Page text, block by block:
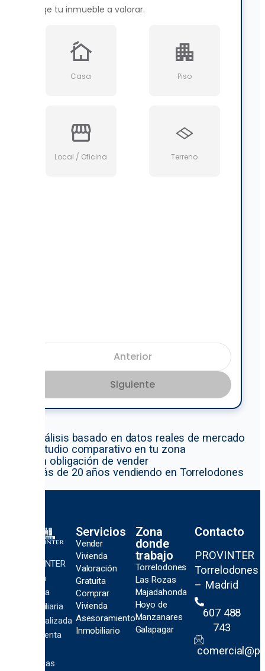
Elige tu inmueble a valorar.
Casa Piso
Local / Oficina Terreno
Anterior
Siguiente
✔ Análisis basado en datos reales de mercado
✔ Estudio comparativo en tu zona
✔ Sin obligación de vender
✔ Más de 20 años vendiendo en Torrelodones
PROVINTER
es una
agencia
inmobiliaria
especializada
en la venta
viviendas
Servicios
Vender
Vivienda
Valoración
Gratuita
Comprar
Vivienda
Asesoramiento
Inmobiliario
Zona
donde
trabajo
Torrelodones
Las Rozas
Majadahonda
Hoyo de
Manzanares
Galapagar
Contacto
PROVINTER
Torrelodones
– Madrid
607 488
743